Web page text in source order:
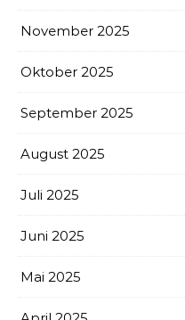
November 2025
Oktober 2025
September 2025
August 2025
Juli 2025
Juni 2025
Mai 2025